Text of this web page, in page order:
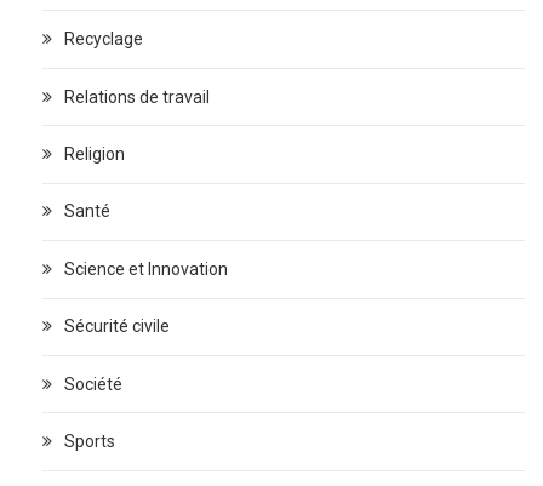
Recyclage
Relations de travail
Religion
Santé
Science et Innovation
Sécurité civile
Société
Sports